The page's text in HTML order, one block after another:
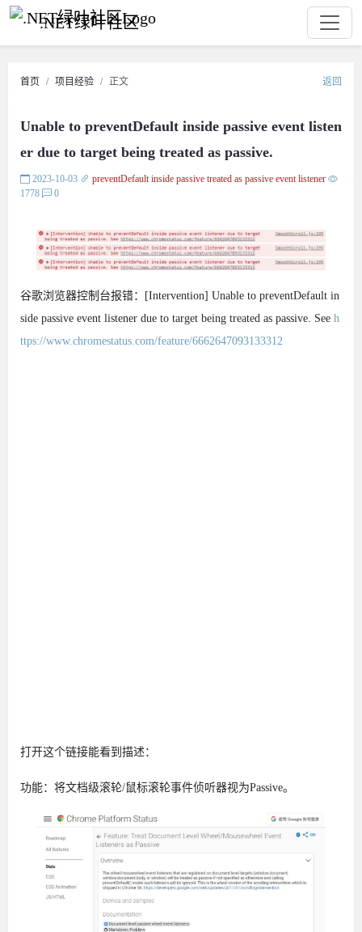
.NET绿叶社区
首页 项目经验 正文 返回
Unable to preventDefault inside passive event listen
er due to target being treated as passive.
2023-10-03 preventDefault inside passive treated as passive event listener
1778
0
谷歌浏览器控制台报错：[Intervention] Unable to preventDefault in
side passive event listener due to target being treated as passive. See h
ttps://www.chromestatus.com/feature/6662647093133312
打开这个链接能看到描述：
功能：将文档级滚轮/鼠标滚轮事件侦听器视为Passive。